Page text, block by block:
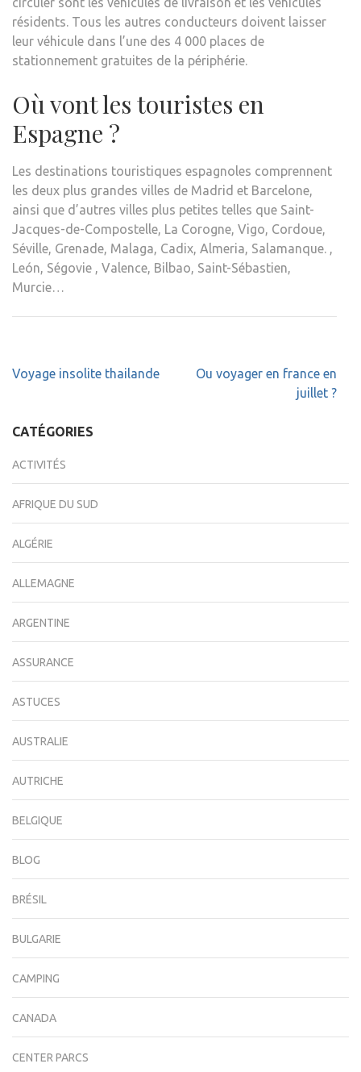
résidents. Tous les autres conducteurs doivent laisser
leur véhicule dans l’une des 4 000 places de
stationnement gratuites de la périphérie.
Où vont les touristes en
Espagne ?
Les destinations touristiques espagnoles comprennent
les deux plus grandes villes de Madrid et Barcelone,
ainsi que d’autres villes plus petites telles que Saint-
Jacques-de-Compostelle, La Corogne, Vigo, Cordoue,
Séville, Grenade, Malaga, Cadix, Almeria, Salamanque. ,
León, Ségovie , Valence, Bilbao, Saint-Sébastien,
Murcie…
Navigation
Voyage insolite thailande
Ou voyager en france en
juillet ?
CATÉGORIES
ACTIVITÉS
AFRIQUE DU SUD
ALGÉRIE
ALLEMAGNE
ARGENTINE
ASSURANCE
ASTUCES
AUSTRALIE
AUTRICHE
BELGIQUE
BLOG
BRÉSIL
BULGARIE
CAMPING
CANADA
CENTER PARCS